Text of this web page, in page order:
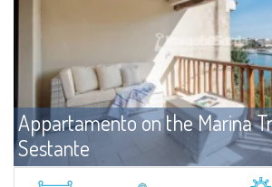
Appartamento on the Marina
Sestante
Porto Cervo